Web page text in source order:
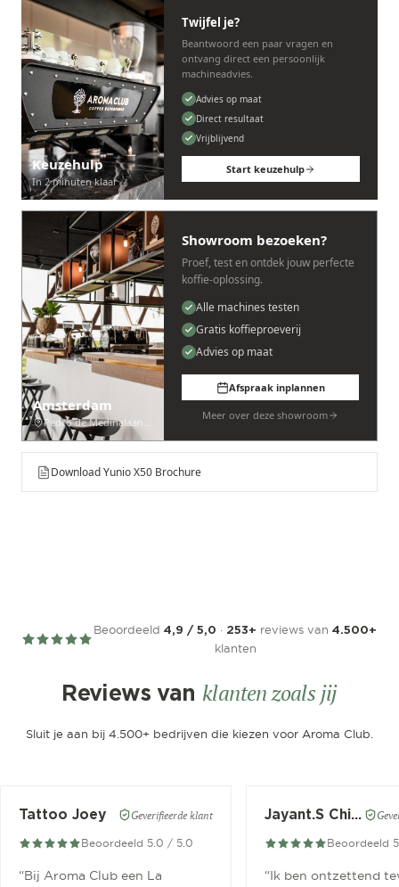
Keuzehulp
In 2 minuten klaar
Twijfel je?
Beantwoord een paar vragen en
ontvang direct een persoonlijk
machineadvies.
Advies op maat
Direct resultaat
Vrijblijvend
Start keuzehulp
Amsterdam
Pedro de Medinalaan 53
Showroom bezoeken?
Proef, test en ontdek jouw perfecte
koffie-oplossing.
Alle machines testen
Gratis koffieproeverij
Advies op maat
Afspraak inplannen
Meer over deze showroom
Download Yunio X50 Brochure
Beoordeeld 4,9 / 5,0 · 253+ reviews van 4.500+
klanten
Reviews van klanten zoals jij
Sluit je aan bij 4.500+ bedrijven die kiezen voor Aroma Club.
Tattoo Joey Geverifieerde klant
Beoordeeld 5.0 / 5.0
“Bij Aroma Club een La
Jayant.S Chitaroe
Beoordeeld
“Ik ben ontzettend